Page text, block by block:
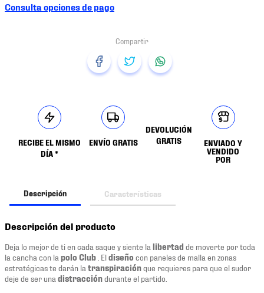
Consulta opciones de pago
RECIBE EL MISMO
DÍA *
ENVÍO GRATIS
DEVOLUCIÓN
GRATIS
ENVIADO Y
VENDIDO
POR
Descripción Características
Descripción del producto
Deja lo mejor de ti en cada saque y siente la libertad de moverte por toda
la cancha con la polo Club . Eldiseño con paneles de malla en zonas
estratégicas te darán la transpiraciónque requieres para que el sudor
deje de ser una distraccióndurante el partido.